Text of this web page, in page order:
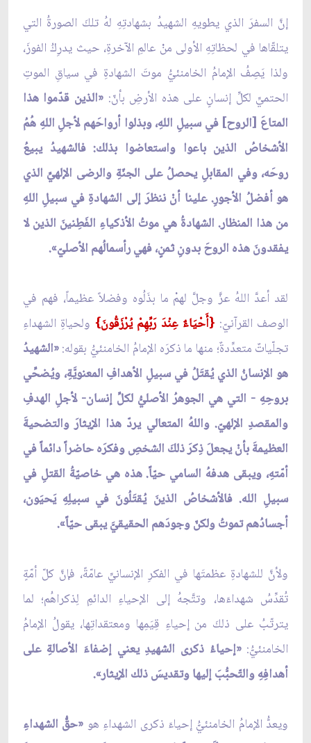
إنَّ السفرَ الذي يطويهِ الشهيدُ بشهادتِهِ لهُ تلكَ الصورةُ التي
يتلقّاها في لحظاتِهِ الأولى منْ عالمِ الآخرةِ، حيث يدرِكُ الفوزَ،
ولذا يَصِفُ الإمامُ الخامنئيُّ موتَ الشهادةِ في سياقِ الموتِ
الحتميِّ لكلِّ إنسانٍ على هذه الأرضِ بأنّ: «الذين قدّموا هذا
المتاعَ [الروح] في سبيلِ اللهِ، وبذلوا أرواحَهم لأجلِ اللهِ هُمُ
الأشخاصُ الذين باعوا واستعاضوا بذلك: فالشهيدُ يبيعُ
روحَه، وفي المقابلِ يحصلُ على الجنّةِ والرضى الإلهيِّ الذي
هو أفضلُ الأجورِ. علينا أنْ ننظرَ إلى الشهادةِ في سبيلِ اللهِ
من هذا المنظار. الشهادةُ هي موتُ الأذكياءِ الفَطِنينَ الذين لا
يفقدونَ هذه الروحَ بدونِ ثمنٍ، فهي رأسمالُهم الأصليّ».
لقد أعدَّ اللهُ عزَّ وجلَّ لهمْ ما بذَلُوه وفضلاً عظيماً، فهم في
الوصف القرآنيّ: {أَحْيَاءٌ عِنْدَ رَبِّهِمْ يُرْزَقُونَ} ولحياةِ الشهداءِ
تجلّياتٌ متعدِّدةٌ؛ منها ما ذكرَه الإمامُ الخامنئيُّ بقوله:«الشهيدُ
هو الإنسانُ الذي يُقتَلُ في سبيلِ الأهدافِ المعنويَّةِ، ويُضحِّي
بروحِهِ - التي هي الجوهرُ الأصليُّ لكلِّ إنسان- لأجلِ الهدفِ
والمقصدِ الإلهيّ. واللهُ المتعالي يردّ هذا الإيثارَ والتضحيةَ
العظيمةَ بأنْ يجعلَ ذِكرَ ذلكَ الشخصِ وفكرَه حاضراً دائماً في
أمّتهِ، ويبقى هدفهُ السامي حيّاً. هذه هي خاصيّةُ القتلِ في
سبيلِ الله. فالأشخاصُ الذينَ يُقتَلُونَ في سبيلِهِ يَحيَون،
أجسادُهم تموتُ ولكنّ وجودَهم الحقيقيَّ يبقى حيّاً».
ولأنَّ للشهادةِ عظمتَها في الفكرِ الإنسانيِّ عامّةً، فإنَّ كلّ أمّةٍ
تُقدِّسُ شهداءَها، وتتَّجهُ إلى الإحياءِ الدائمِ لِذكراهُم؛ لما
يترتّبُ على ذلكَ من إحياءِ قِيَمِها ومعتقداتِها، يقولُ الإمامُ
الخامنئيُّ:«إحياءُ ذكرى الشهيدِ يعني إضفاءَ الأصالةِ على
أهدافِهِ والتّحبُّبَ إليها وتقديسَ ذلك الإيثار».
ويعدُّ الإمامُ الخامنئيُّ إحياءَ ذكرى الشهداءِ هو «حقُّ الشهداءِ